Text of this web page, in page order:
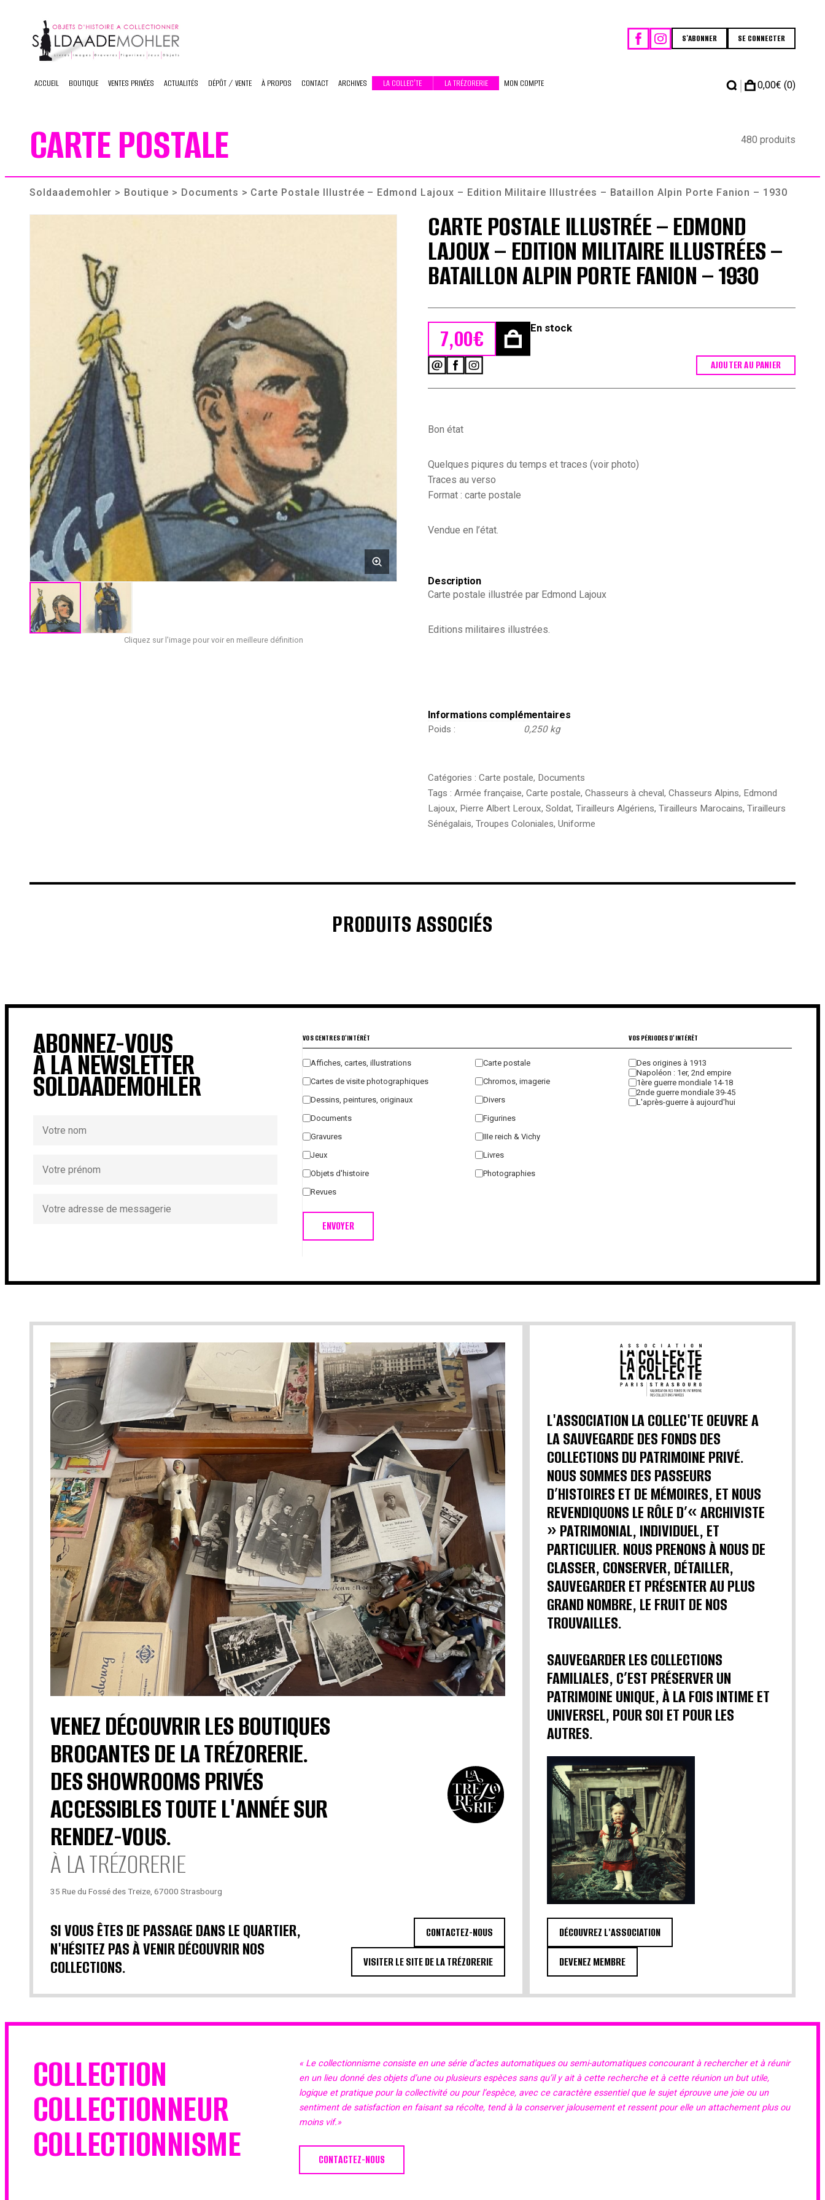
content
S'ABONNER SE CONNECTER
ACCUEIL BOUTIQUE VENTES PRIVÉES ACTUALITÉS DÉPÔT / VENTE À PROPOS CONTACT ARCHIVES LA COLLEC’TE LA TRÉZORERIE MON COMPTE | 0,00€ (0)
CARTE POSTALE 480 produits
Soldaademohler > Boutique > Documents > Carte Postale Illustrée – Edmond Lajoux – Edition Militaire Illustrées – Bataillon Alpin Porte Fanion – 1930
Cliquez sur l'image pour voir en meilleure définition
CARTE POSTALE ILLUSTRÉE – EDMOND
LAJOUX – EDITION MILITAIRE ILLUSTRÉES –
BATAILLON ALPIN PORTE FANION – 1930
7,00€ En stock
-
Edition
Militaire
Illustrées
Alpin
AJOUTER AU PANIER
Bon état
Quelques piqures du temps et traces (voir photo)
Traces au verso
Format : carte postale
Vendue en l’état.
Description
Carte postale illustrée par Edmond Lajoux
Editions militaires illustrées.
Informations complémentaires
Poids 0,250 kg
Catégories : Carte postale, Documents
Tags : Armée française, Carte postale, Chasseurs à cheval, Chasseurs Alpins, Edmond
Lajoux, Pierre Albert Leroux, Soldat, Tirailleurs Algériens, Tirailleurs Marocains, Tirailleurs
Sénégalais, Troupes Coloniales, Uniforme
PRODUITS ASSOCIÉS
ABONNEZ-VOUS
À LA NEWSLETTER
SOLDAADEMOHLER
VOS CENTRES D'INTÉRÊT
Affiches, cartes, illustrations
Carte postale
Cartes de visite photographiques
Chromos, imagerie
Dessins, peintures, originaux
Divers
Documents
Figurines
Gravures
IIIe reich & Vichy
Jeux
Livres
Objets d'histoire
Photographies
Revues
ENVOYER
VOS PÉRIODES D'INTÉRÊT
Des origines à 1913
Napoléon : 1er, 2nd empire
1ère guerre mondiale 14-18
2nde guerre mondiale 39-45
L'après-guerre à aujourd'hui
VENEZ DÉCOUVRIR LES BOUTIQUES
BROCANTES DE LA TRÉZORERIE.
DES SHOWROOMS PRIVÉS
ACCESSIBLES TOUTE L'ANNÉE SUR
RENDEZ-VOUS.
À LA TRÉZORERIE
35 Rue du Fossé des Treize, 67000 Strasbourg
SI VOUS ÊTES DE PASSAGE DANS LE QUARTIER,
N'HÉSITEZ PAS À VENIR DÉCOUVRIR NOS
COLLECTIONS.
CONTACTEZ-NOUS
VISITER LE SITE DE LA TRÉZORERIE
L'ASSOCIATION LA COLLEC'TE OEUVRE A
LA SAUVEGARDE DES FONDS DES
COLLECTIONS DU PATRIMOINE PRIVÉ.
NOUS SOMMES DES PASSEURS
D’HISTOIRES ET DE MÉMOIRES, ET NOUS
REVENDIQUONS LE RÔLE D’« ARCHIVISTE
» PATRIMONIAL, INDIVIDUEL, ET
PARTICULIER. NOUS PRENONS À NOUS DE
CLASSER, CONSERVER, DÉTAILLER,
SAUVEGARDER ET PRÉSENTER AU PLUS
GRAND NOMBRE, LE FRUIT DE NOS
TROUVAILLES.
SAUVEGARDER LES COLLECTIONS
FAMILIALES, C’EST PRÉSERVER UN
PATRIMOINE UNIQUE, À LA FOIS INTIME ET
UNIVERSEL, POUR SOI ET POUR LES
AUTRES.
DÉCOUVREZ L'ASSOCIATION
DEVENEZ MEMBRE
COLLECTION
COLLECTIONNEUR
COLLECTIONNISME
« Le collectionnisme consiste en une série d’actes automatiques ou semi-automatiques concourant à rechercher et à réunir
en un lieu donné des objets d’une ou plusieurs espèces sans qu’il y ait à cette recherche et à cette réunion un but utile,
logique et pratique pour la collectivité ou pour l’espèce, avec ce caractère essentiel que le sujet éprouve une joie ou un
sentiment de satisfaction en faisant sa récolte, tend à la conserver jalousement et ressent pour elle un attachement plus ou
moins vif.»
CONTACTEZ-NOUS